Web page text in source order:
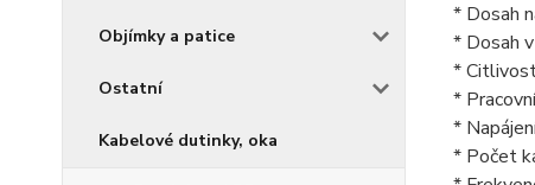
Objímky a patice
Ostatní
Kabelové dutinky, oka
* Dosah
* Dosah
*
*
*
* Počet